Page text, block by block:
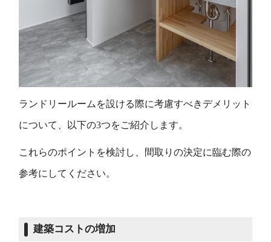
ランドリールームを設ける際に考慮すべきデメリット
について、以下の3つをご紹介します。
これらのポイントを検討し、間取りの決定に臨む際の
参考にしてください。
建築コストの増加